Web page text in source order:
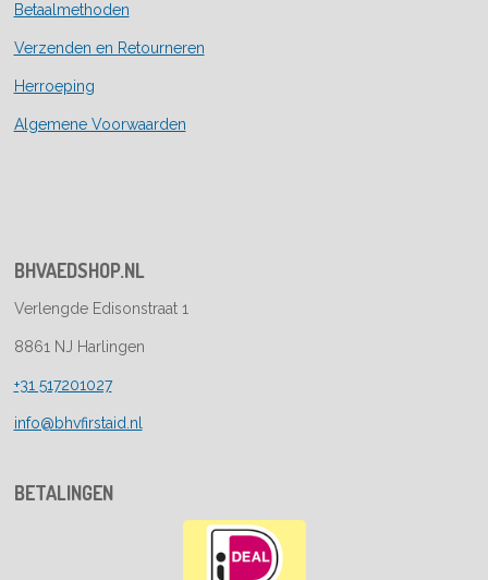
Betaalmethoden
Verzenden en Retourneren
Herroeping
Algemene Voorwaarden
BHVAEDSHOP.NL
Verlengde Edisonstraat 1
8861 NJ Harlingen
+31 517201027
info@bhvfirstaid.nl
BETALINGEN